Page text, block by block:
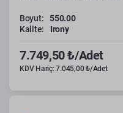
Boyut:
550.00
Kalite:
Irony
7.749,50 ₺/Adet
KDV Hariç: 7.045,00 ₺/Adet